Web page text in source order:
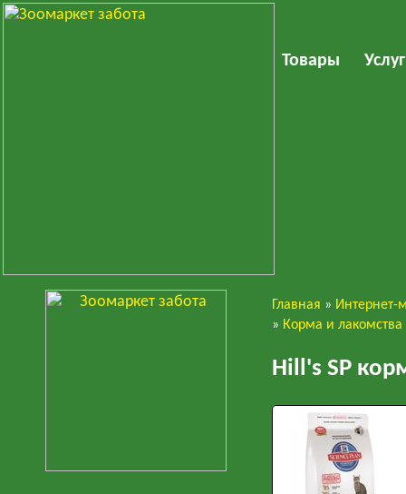
Товары
Главная » Интернет-
» Корма и лакомства
Hill's SP